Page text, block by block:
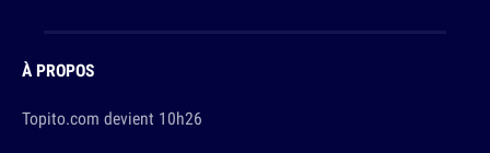
À PROPOS
Topito.com devient 10h26